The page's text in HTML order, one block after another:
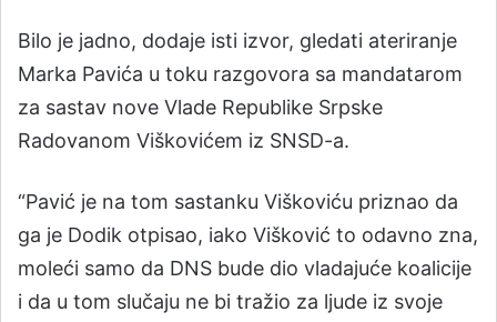
Bilo je jadno, dodaje isti izvor, gledati ateriranje
Marka Pavića u toku razgovora sa mandatarom
za sastav nove Vlade Republike Srpske
Radovanom Viškovićem iz SNSD-a.
“Pavić je na tom sastanku Viškoviću priznao da
ga je Dodik otpisao, iako Višković to odavno zna,
moleći samo da DNS bude dio vladajuće koalicije
i da u tom slučaju ne bi tražio za ljude iz svoje